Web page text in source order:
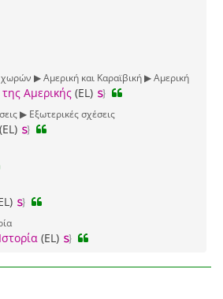
▶ Αμερική και Καραϊβική ▶ Αμερική
Αμερικής (EL)
▶ Εξωτερικές σχέσεις
(EL)
(EL)